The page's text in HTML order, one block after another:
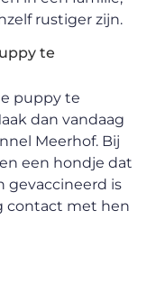
rustiger zijn.
te
puppy te
dan vandaag
Meerhof. Bij
een hondje dat
gevaccineerd is
contact met hen